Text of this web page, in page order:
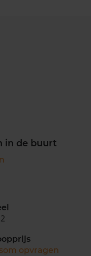
in de buurt
opvragen